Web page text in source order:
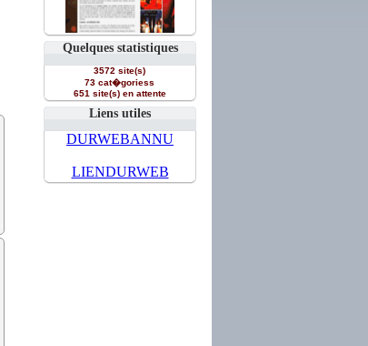
Quelques statistiques
3572 site(s)
73 cat�goriess
651 site(s) en attente
Liens utiles
DURWEBANNU
LIENDURWEB